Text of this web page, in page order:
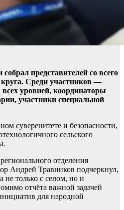
представителей со всего
Среди участников —
уровней, координаторы
участники специальной
суверенитете и безопасности,
сельского
отделения
Андрей Травников подчеркнул,
не только с селом, но и
отчёта важной задачей
для народной